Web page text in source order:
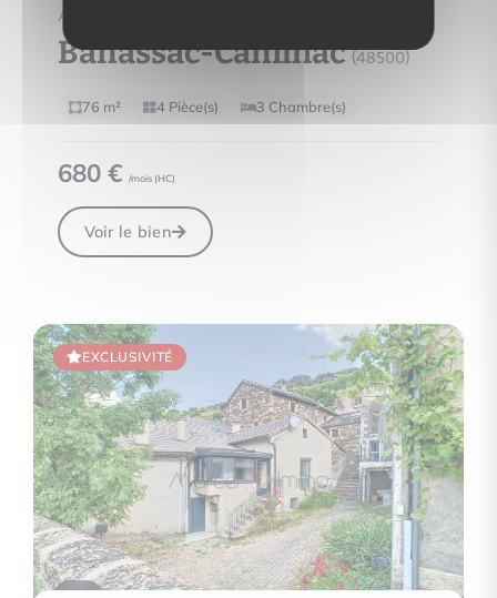
APPARTEMENT
Banassac-Canilhac(48500)
76 m² 4 Pièce(s) 3 Chambre(s)
680 € /mois (HC)
Voir le bien
EXCLUSIVITÉ